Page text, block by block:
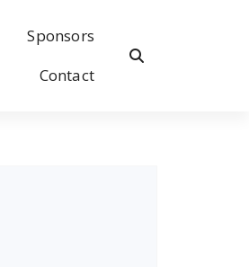
Sponsors
Contact